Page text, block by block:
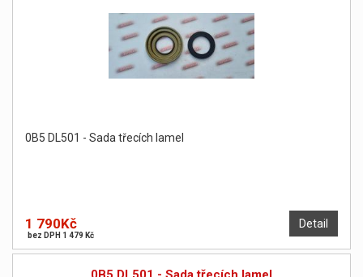
0B5 DL501 - Sada třecích lamel
Detail
1 790Kč
bez DPH 1 479 Kč